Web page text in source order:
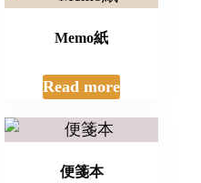
Memo紙
Read more
便箋本